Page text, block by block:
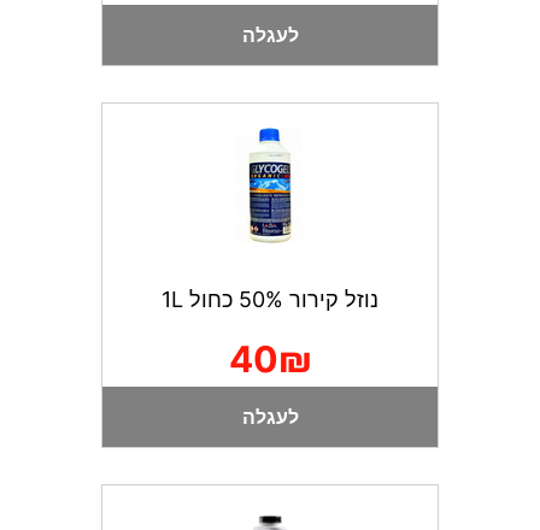
לעגלה
נוזל קירור 50% כחול 1L
40₪
לעגלה